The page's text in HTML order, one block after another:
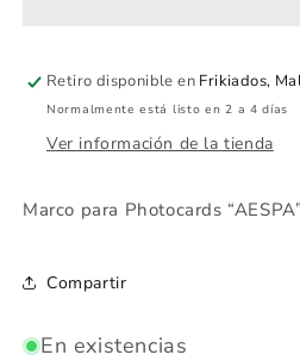
Retiro disponible en Frikiados,
Normalmente está listo en 2 a 4 días
Ver información de la tienda
Marco para Photocards “AESPA”
Compartir
En existencias